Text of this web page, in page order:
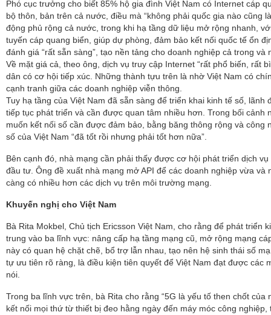
Phó cục trưởng cho biết 85% hộ gia đình Việt Nam có Internet cáp
bộ thôn, bản trên cả nước, điều mà “không phải quốc gia nào cũng
động phủ rộng cả nước, trong khi hạ tầng dữ liệu mở rộng nhanh,
tuyến cáp quang biển, giúp dự phòng, đảm bảo kết nối quốc tế ổn
đánh giá “rất sẵn sàng”, tạo nền tảng cho doanh nghiệp cả trong và
Về mặt giá cả, theo ông, dịch vụ truy cập Internet “rất phổ biến, rất
dân có cơ hội tiếp xúc. Những thành tựu trên là nhờ Việt Nam có
cạnh tranh giữa các doanh nghiệp viễn thông.
Tuy hạ tầng của Việt Nam đã sẵn sàng để triển khai kinh tế số, lãnh
tiếp tục phát triển và cần được quan tâm nhiều hơn. Trong bối cảnh
muốn kết nối số cần được đảm bảo, bằng băng thông rộng và công
số của Việt Nam “đã tốt rồi nhưng phải tốt hơn nữa”.
Bên cạnh đó, nhà mạng cần phải thấy được cơ hội phát triển dịch
đầu tư. Ông đề xuất nhà mạng mở API để các doanh nghiệp vừa
càng có nhiều hơn các dịch vụ trên môi trường mạng.
Khuyến nghị cho Việt Nam
Bà Rita Mokbel, Chủ tịch Ericsson Việt Nam, cho rằng để phát triển
trung vào ba lĩnh vực: nâng cấp hạ tầng mạng cũ, mở rộng mạng
này có quan hệ chặt chẽ, bổ trợ lẫn nhau, tạo nên hệ sinh thái số
tự ưu tiên rõ ràng, là điều kiện tiên quyết để Việt Nam đạt được các
nói.
Trong ba lĩnh vực trên, bà Rita cho rằng “5G là yếu tố then chốt của
kết nối mọi thứ từ thiết bị đeo hằng ngày đến máy móc công